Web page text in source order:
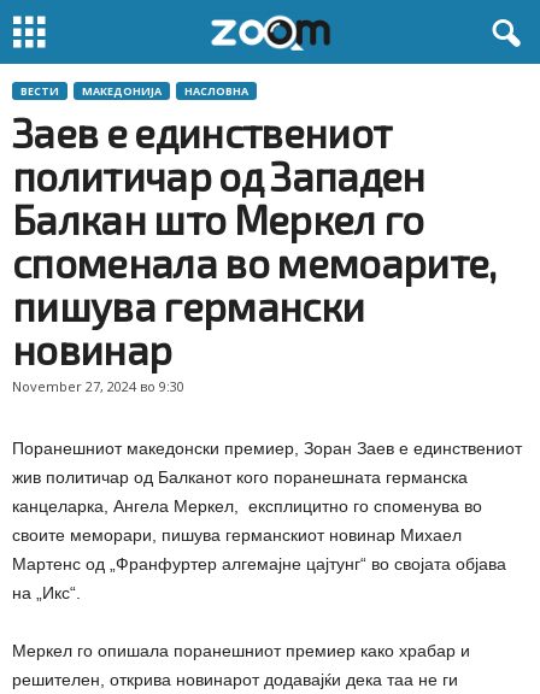
ВЕСТИ МАКЕДОНИЈА НАСЛОВНА
Заев е единствениот
политичар од Западен
Балкан што Меркел го
споменала во мемоарите,
пишува германски
новинар
November 27, 2024 во 9:30
Поранешниот македонски премиер, Зоран Заев е единствениот
жив политичар од Балканот кого поранешната германска
канцеларка, Ангела Меркел, експлицитно го споменува во
своите меморари, пишува германскиот новинар Михаел
Мартенс од „Франфуртер алгемајне цајтунг“ во својата објава
на „Икс“.
Меркел го опишала поранешниот премиер како храбар и
решителен, открива новинарот додавајќи дека таа не ги